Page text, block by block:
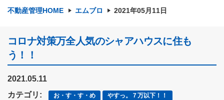
不動産管理HOME エムブロ 2021年05月11日
コロナ対策万全人気のシャアハウスに住も
う！！
2021.05.11
カテゴリ:
お・す・す・め やすっ。７万以下！！